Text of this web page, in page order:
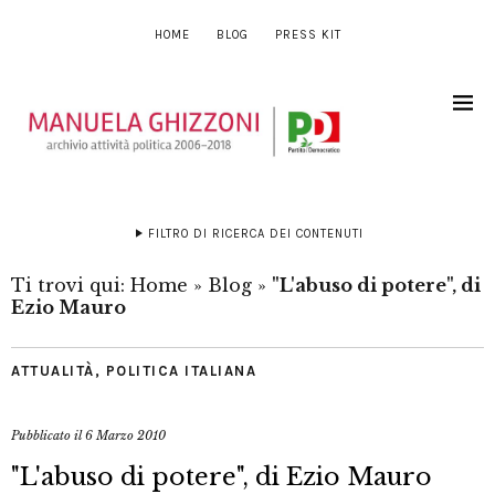
HOME BLOG PRESS KIT
FILTRO DI RICERCA DEI CONTENUTI
Ti trovi qui: Home » Blog » "L'abuso di potere", di
Ezio Mauro
ATTUALITÀ , POLITICA ITALIANA
Pubblicato il6 Marzo 2010
"L'abuso di potere", di Ezio Mauro